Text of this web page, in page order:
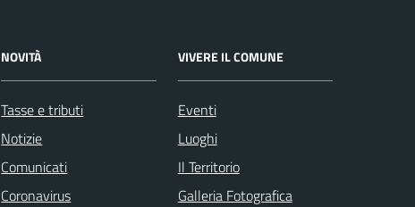
NOVITÀ
Tasse e tributi
Notizie
Comunicati
Coronavirus
VIVERE IL COMUNE
Eventi
Luoghi
Il Territorio
Galleria Fotografica